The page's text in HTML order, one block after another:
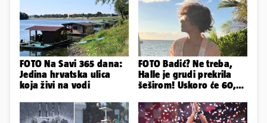
FOTO Na Savi 365 dana:
Jedina hrvatska ulica
koja živi na vodi
FOTO Badić? Ne treba,
Halle je grudi prekrila
šeširom! Uskoro će 60,